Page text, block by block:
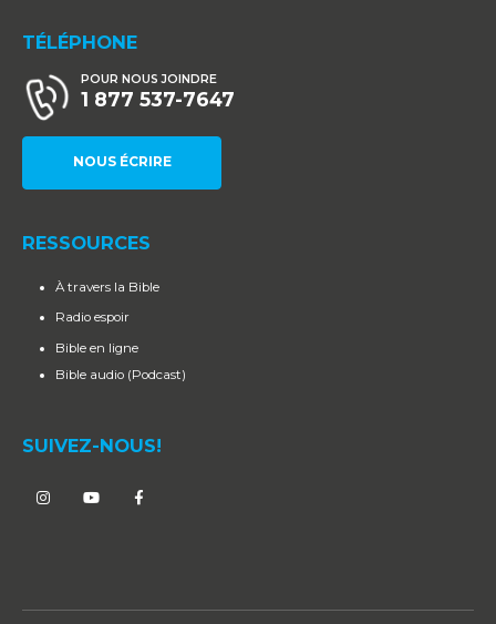
TÉLÉPHONE
POUR NOUS JOINDRE
1 877 537-7647
NOUS ÉCRIRE
RESSOURCES
À travers la Bible
Radio espoir
Bible en ligne
Bible audio (Podcast)
SUIVEZ-NOUS!